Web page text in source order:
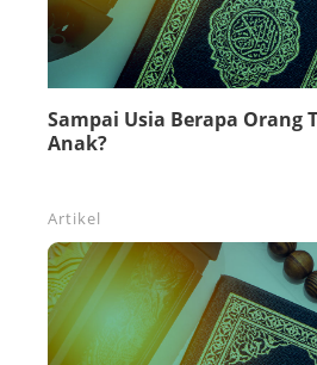
Sampai Usia Berapa Orang
Anak?
Artikel